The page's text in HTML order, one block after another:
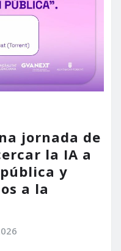
jornada de
la IA a
y
a la